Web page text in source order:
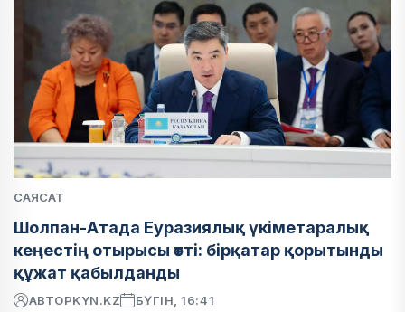
САЯСАТ
Шолпан-Атада Еуразиялық үкіметаралық
кеңестің отырысы өтті: бірқатар қорытынды
құжат қабылданды
АВТОРKYN.KZ БҮГІН, 16:41